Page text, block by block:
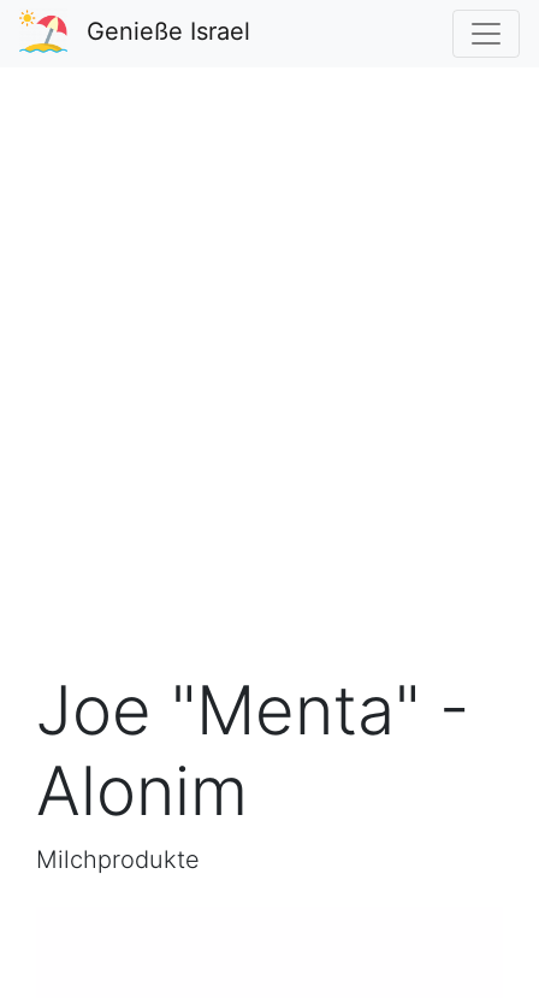
Genieße Israel
Joe "Menta" -
Alonim
Milchprodukte